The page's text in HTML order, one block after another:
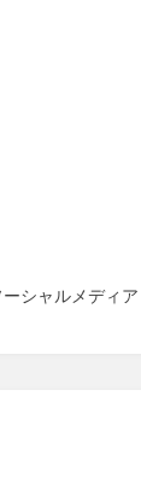
ーシャルメディア